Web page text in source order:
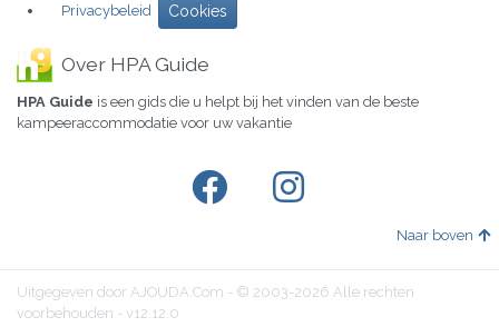
Privacybeleid
Cookies
Over HPA Guide
HPA Guide is een gids die u helpt bij het vinden van de beste
kampeeraccommodatie voor uw vakantie
Naar boven
Uitgegeven door AJOUDA.Com - © 2003-2026 Alle rechten
voorbehouden - v12.12.0